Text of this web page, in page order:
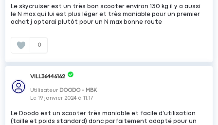
Le skycruiser est un très bon scooter environ 130 kg il y a aussi
le N max qui lui est plus léger et très maniable pour un premier
achat j opterai plutôt pour un N max bonne route
0
VILL36446162
Utilisateur DOODO - MBK
Le19 janvier 2024 à11:17
Le Doodo est un scooter très maniable et facile d'utilisation
(taille et poids standard) donc parfaitement adapté pour un